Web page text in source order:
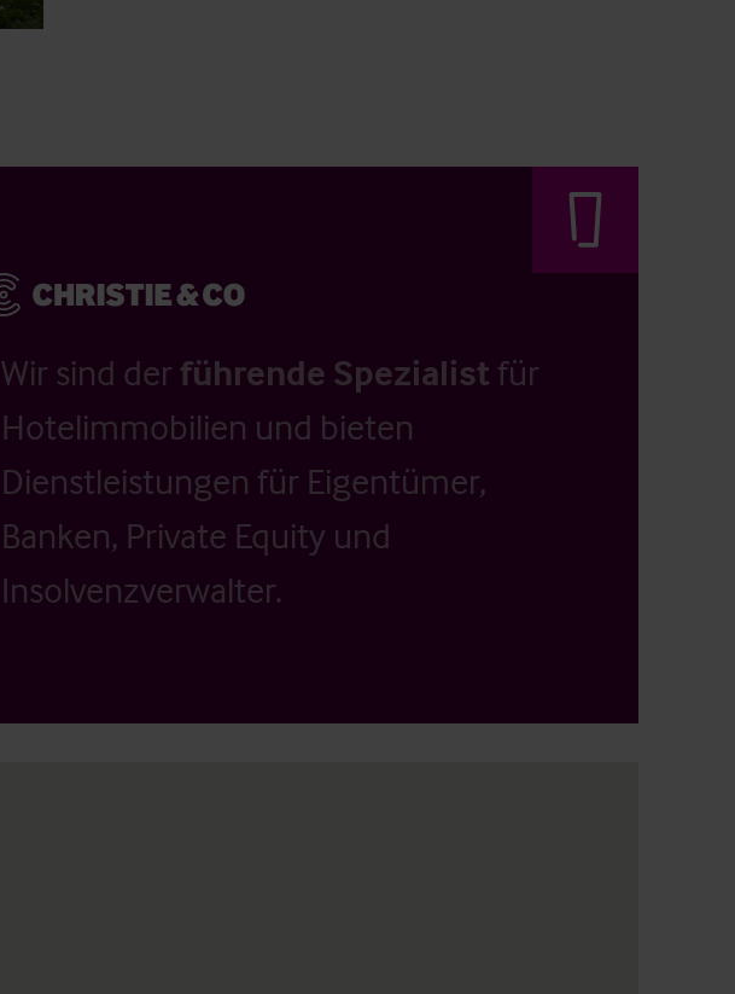
Wir sind der führende Spezialistfür
Hotelimmobilien und bieten
Dienstleistungen für Eigentümer,
Banken, Private Equity und
Insolvenzverwalter.